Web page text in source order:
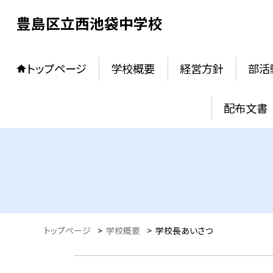
豊島区立西池袋中学校
トップページ 学校概要 経営方針 部活
配布文書
トップページ > 学校概要 > 学校長あいさつ